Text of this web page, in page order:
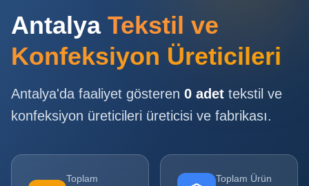
Giriş
Kayıt
Ol
Ana
Sayfa
Tüm
Antalya Tekstil ve
Konfeksiyon Üreticileri
Antalya'da faaliyet gösteren 0 adet tekstil ve
konfeksiyon üreticileri üreticisi ve fabrikası.
Toplam
Toplam Ürün